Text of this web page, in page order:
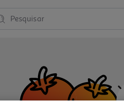
Pesquisar